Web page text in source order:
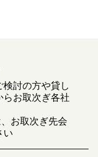
討の方や貸し
らお取次ぎ各社
お取次ぎ先会
い